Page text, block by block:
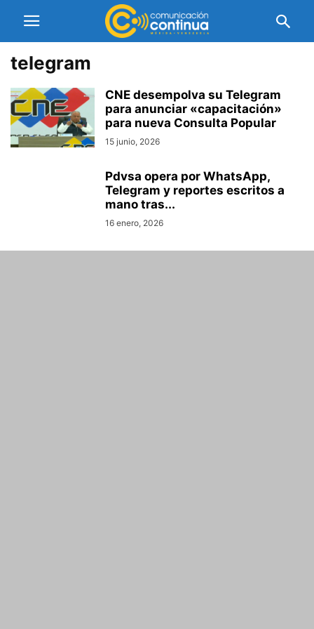
telegram
CNE desempolva su Telegram
para anunciar «capacitación»
para nueva Consulta Popular
15 junio, 2026
Pdvsa opera por WhatsApp,
Telegram y reportes escritos a
mano tras...
16 enero, 2026